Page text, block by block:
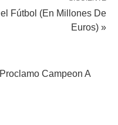
Fútbol (En Millones De
Euros) »
Campeon A